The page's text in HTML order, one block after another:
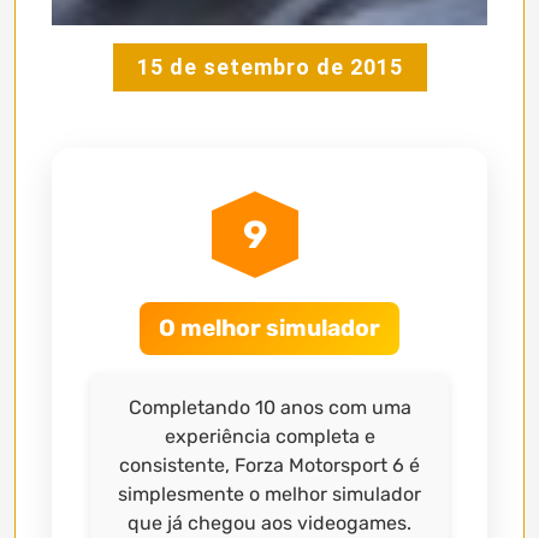
15 de setembro de 2015
9
O melhor simulador
Completando 10 anos com uma
experiência completa e
consistente, Forza Motorsport 6 é
simplesmente o melhor simulador
que já chegou aos videogames.